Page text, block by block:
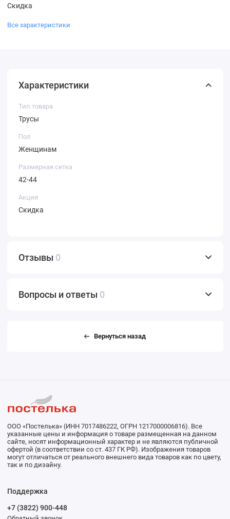
Скидка
Все характеристики
Характеристики
Тип товара
Трусы
Пол
Женщинам
Размерная сетка
42-44
Акция
Скидка
Отзывы 0
Вопросы и ответы 0
Вернуться назад
ООО «Постелька» (ИНН 7017486222, ОГРН 1217000006816). Все
указанные цены и информация о товаре размещенная на данном
сайте, носят информационный характер и не являются публичной
офертой (в соответствии со ст. 437 ГК РФ). Изображения товаров
могут отличаться от реального внешнего вида товаров как по цвету,
так и по дизайну.
Поддержка
+7 (3822) 900-448